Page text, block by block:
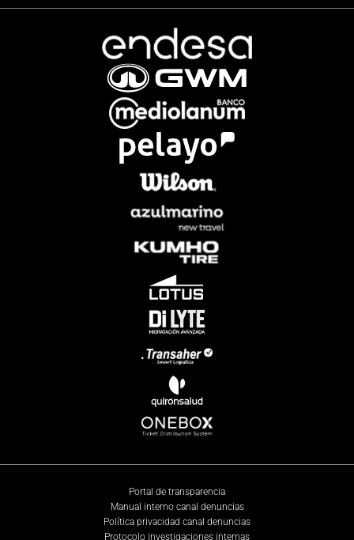
Portal de transparencia
Manual interno canal denuncias
Política privacidad canal denuncias
Protocolo investigaciones internas